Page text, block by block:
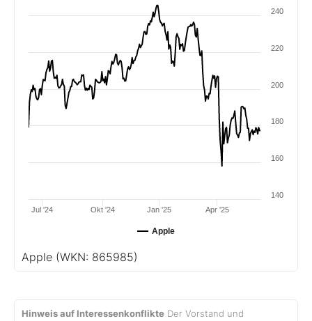
Apple
Jul '24 Jan '25
Okt '24 Apr '25
140
160
180
200
220
240
Apple (WKN: 865985)
Hinweis auf Interessenkonflikte Der Vorstand und